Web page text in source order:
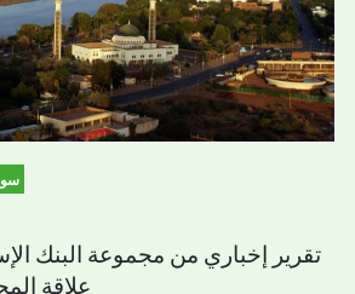
تقرير إخباري من مجموعة البنك
علاقة